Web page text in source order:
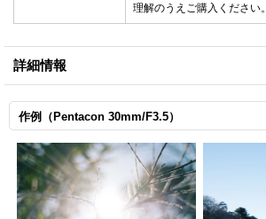
理解のうえご購入ください。
詳細情報
作例（Pentacon 30mm/F3.5）